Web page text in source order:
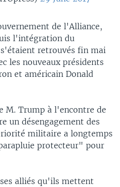
de l'Alliance,
l'intégration du
retrouvés fin mai
les nouveaux présidents
et américain Donald
M. Trump à l'encontre de
un désengagement des
militaire a longtemps
protecteur" pour
alliés qu'ils mettent